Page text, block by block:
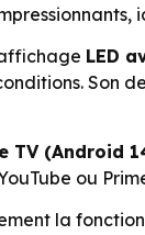
LED
Son
TV (Android
ou
la fonction